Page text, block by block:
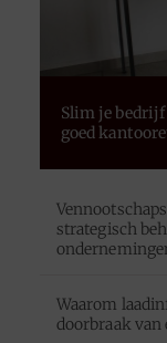
Slim je
goed
strategisch
Waarom
doorbraak